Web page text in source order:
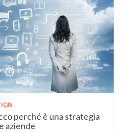
perché è una strategia
aziende